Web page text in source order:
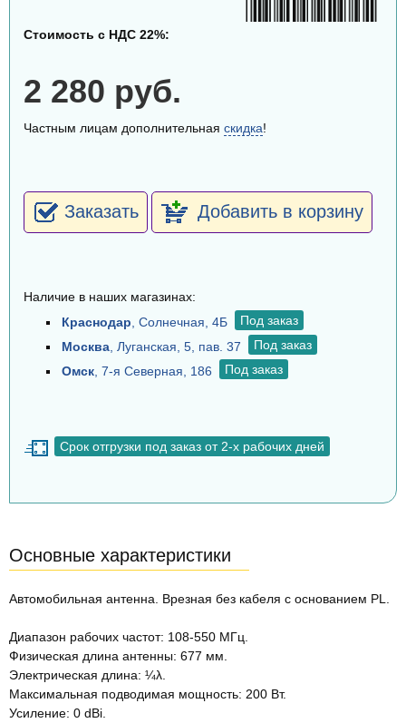
Стоимость с НДС 22%:
2 280 руб.
Частным лицам дополнительная скидка!
Заказать Добавить в корзину
Наличие в наших магазинах:
Краснодар, Солнечная, 4Б
Под заказ
Москва, Луганская, 5, пав. 37
Под заказ
Омск, 7-я Северная, 186 Под заказ
Срок отгрузки под заказ от 2-х рабочих дней
Основные характеристики
Автомобильная антенна. Врезная без кабеля с основанием PL.
Диапазон рабочих частот: 108-550 МГц.
Физическая длина антенны: 677 мм.
Электрическая длина: ¼λ.
Максимальная подводимая мощность: 200 Вт.
Усиление: 0 dBi.